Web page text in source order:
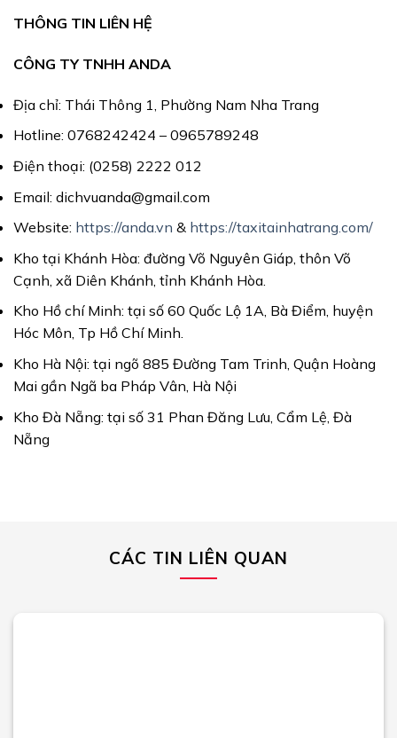
THÔNG TIN LIÊN HỆ
CÔNG TY TNHH ANDA
Địa chỉ: Thái Thông 1, Phường Nam Nha Trang
Hotline: 0768242424 – 0965789248
Điện thoại: (0258) 2222 012
Email: dichvuanda@gmail.com
Website: https://anda.vn & https://taxitainhatrang.com/
Kho tại Khánh Hòa: đường Võ Nguyên Giáp, thôn Võ
Cạnh, xã Diên Khánh, tỉnh Khánh Hòa.
Kho Hồ chí Minh: tại số 60 Quốc Lộ 1A, Bà Điểm, huyện
Hóc Môn, Tp Hồ Chí Minh.
Kho Hà Nội: tại ngõ 885 Đường Tam Trinh, Quận Hoàng
Mai gần Ngã ba Pháp Vân, Hà Nội
Kho Đà Nẵng: tại số 31 Phan Đăng Lưu, Cẩm Lệ, Đà
Nẵng
CÁC TIN LIÊN QUAN